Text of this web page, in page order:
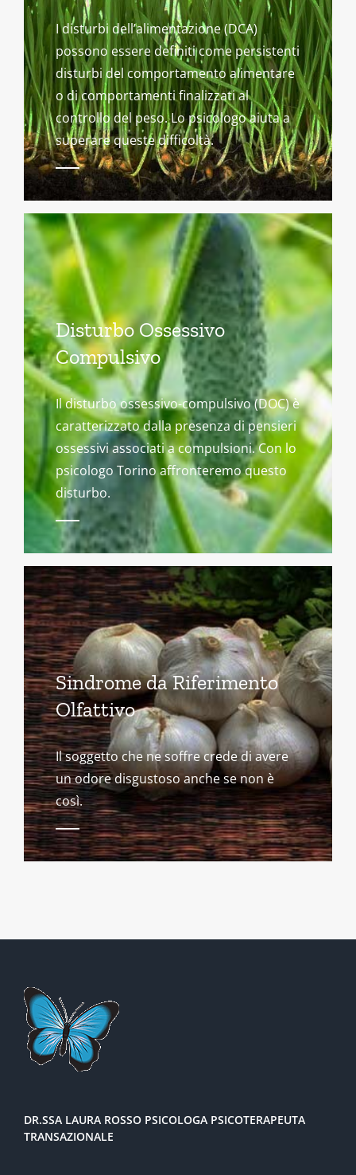
I disturbi dell’alimentazione (DCA)
possono essere definiti come persistenti
disturbi del comportamento alimentare
o di comportamenti finalizzati al
controllo del peso. Lo psicologo aiuta a
superare queste difficoltà.
Disturbo Ossessivo
Compulsivo
Il disturbo ossessivo-compulsivo (DOC) è
caratterizzato dalla presenza di pensieri
ossessivi associati a compulsioni. Con lo
psicologo Torino affronteremo questo
disturbo.
Sindrome da Riferimento
Olfattivo
Il soggetto che ne soffre crede di avere
un odore disgustoso anche se non è
così.
DR.SSA LAURA ROSSO PSICOLOGA PSICOTERAPEUTA
TRANSAZIONALE